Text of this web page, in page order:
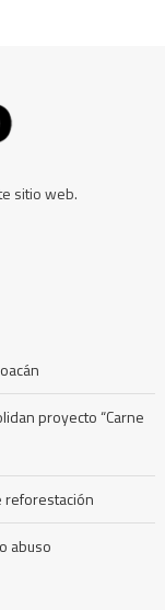
sitio web.
proyecto “Carne
reforestación
abuso